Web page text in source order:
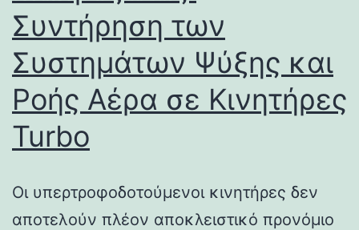
Συντήρηση των
Συστημάτων Ψύξης και
Ροής Αέρα σε Κινητήρες
Turbo
Οι υπερτροφοδοτούμενοι κινητήρες δεν
αποτελούν πλέον αποκλειστικό προνόμιο